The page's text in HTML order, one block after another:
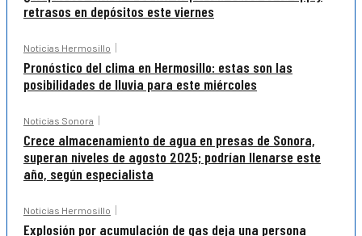
retrasos en depósitos este viernes
Noticias Hermosillo
Pronóstico del clima en Hermosillo: estas son las
posibilidades de lluvia para este miércoles
Noticias Sonora
Crece almacenamiento de agua en presas de Sonora,
superan niveles de agosto 2025; podrían llenarse este
año, según especialista
Noticias Hermosillo
Explosión por acumulación de gas deja una persona